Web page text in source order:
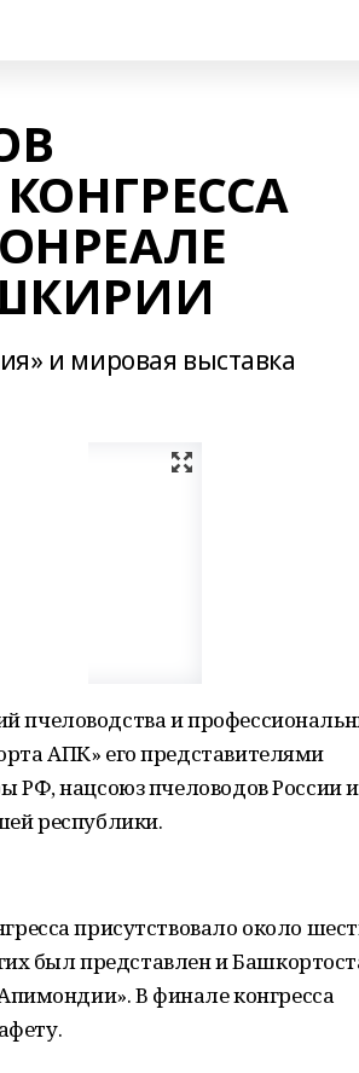
и мировая выставка
пчеловодства и
АПК» его представителями
РФ, нацсоюз пчеловодов России и
республики.
присутствовало около
был представлен и
В финале конгресса